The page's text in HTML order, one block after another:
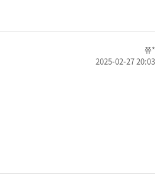
쮸*
2025-02-27 20:03